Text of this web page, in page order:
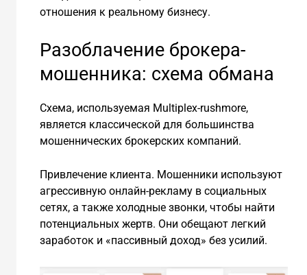
отношения к реальному бизнесу.
Разоблачение брокера-
мошенника: схема обмана
Схема, используемая Multiplex-rushmore,
является классической для большинства
мошеннических брокерских компаний.
Привлечение клиента. Мошенники используют
агрессивную онлайн-рекламу в социальных
сетях, а также холодные звонки, чтобы найти
потенциальных жертв. Они обещают легкий
заработок и «пассивный доход» без усилий.